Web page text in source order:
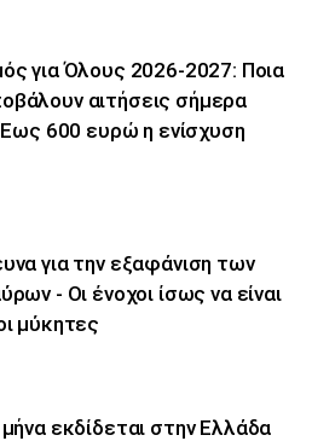
για Όλους 2026-2027: Ποια
αιτήσεις σήμερα
600 ευρώ η ενίσχυση
για την εξαφάνιση των
- Οι ένοχοι ίσως να είναι
μύκητες
εκδίδεται στην Ελλάδα